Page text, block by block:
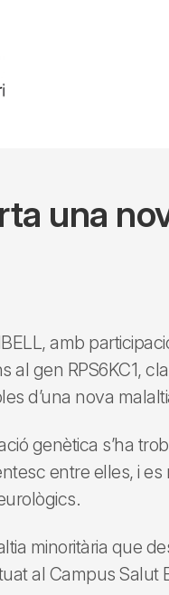
una
amb
al gen RPS6KC1,
d’una nova
genètica s’ha
entre elles, i
minoritària que
al Campus Salut